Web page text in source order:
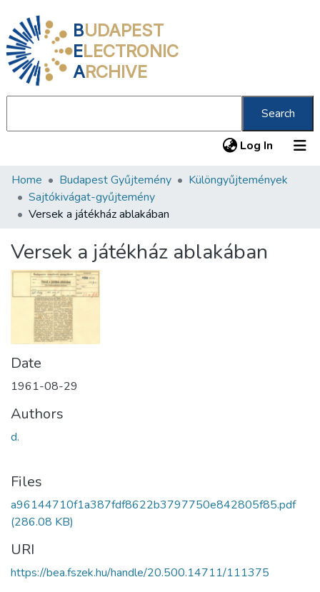
BUDAPEST
ELECTRONIC
ARCHIVE
Search
Log In (current)
Communities & Collections
All of DSpace
About us
Home Budapest Gyűjtemény
Különgyűjtemények
Sajtókivágat-gyűjtemény
Versek a játékház ablakában
Versek a játékház ablakában
Date
1961-08-29
Authors
d.
Files
a96144710f1a387fdf8622b3797750e842805f85.pdf
(286.08 KB)
URI
https://bea.fszek.hu/handle/20.500.14711/111375